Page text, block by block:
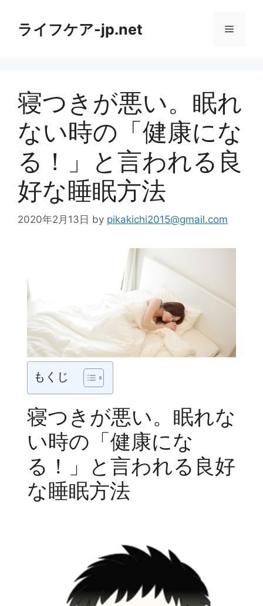
ライフケア-jp.net メ
ュ
ー
寝つきが悪い。眠れ
ない時の「健康にな
る！」と言われる良
好な睡眠方法
2020年2月13日 by pikakichi2015@gmail.com
もくじ
寝つきが悪い。眠れな
い時の「健康にな
る！」と言われる良好
な睡眠方法